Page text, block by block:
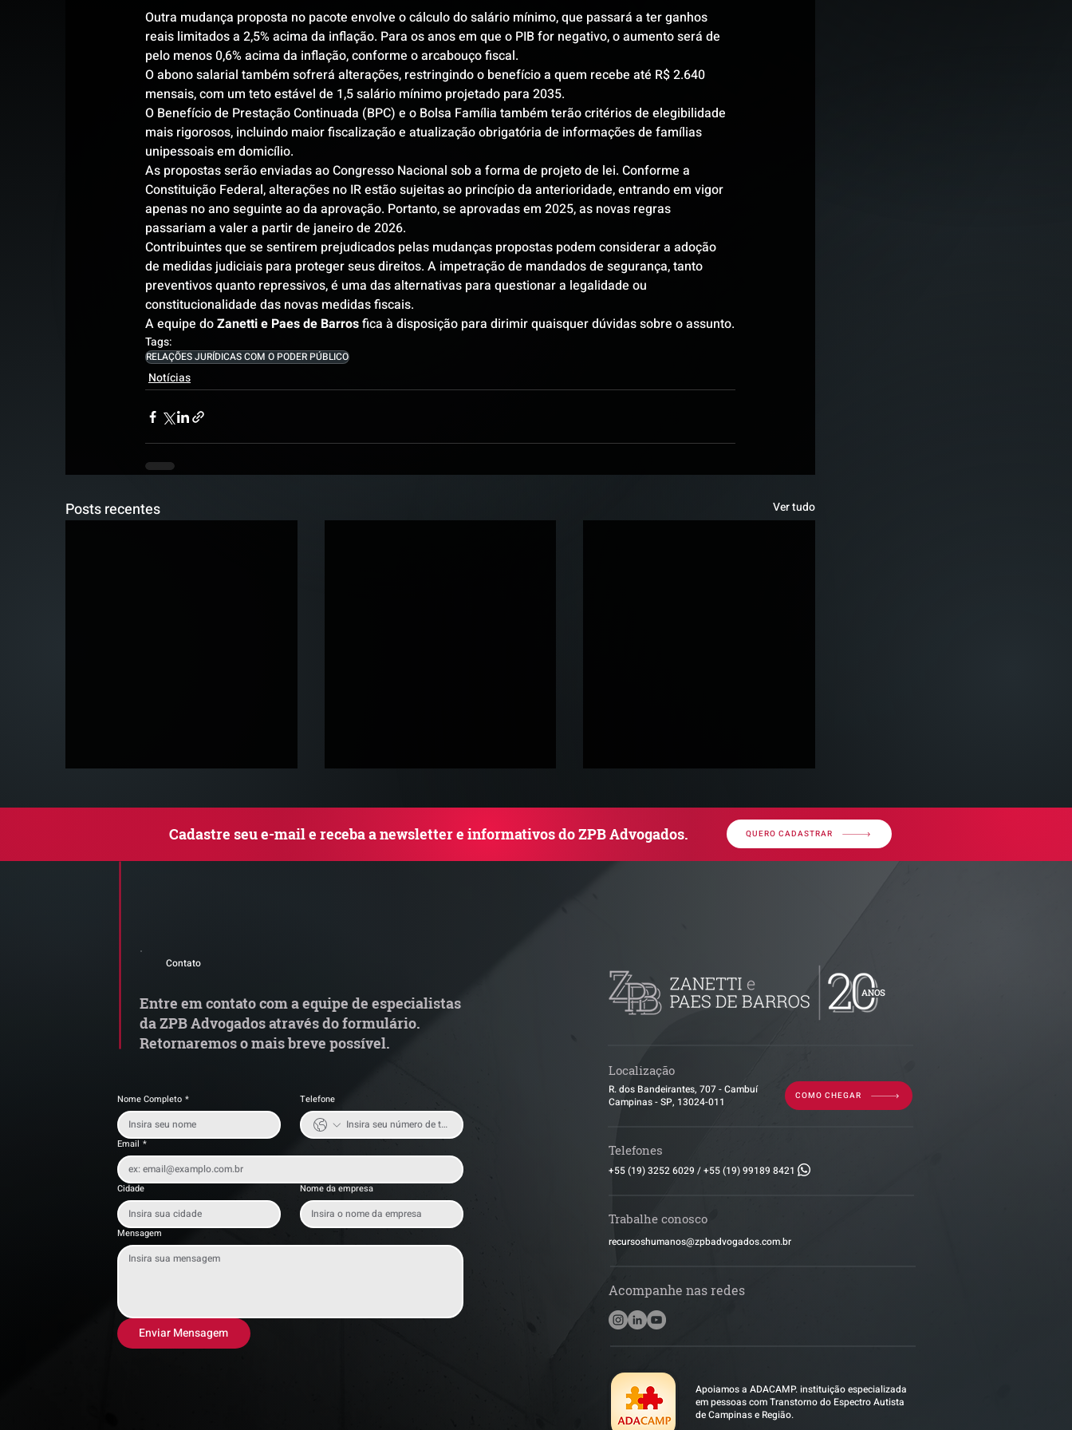
Outra mudança proposta no pacote envolve o cálculo do salário mínimo, que passará a ter ganhos
reais limitados a 2,5% acima da inflação. Para os anos em que o PIB for negativo, o aumento será de
pelo menos 0,6% acima da inflação, conforme o arcabouço fiscal.
O abono salarial também sofrerá alterações, restringindo o benefício a quem recebe até R$ 2.640
mensais, com um teto estável de 1,5 salário mínimo projetado para 2035.
O Benefício de Prestação Continuada (BPC) e o Bolsa Família também terão critérios de elegibilidade
mais rigorosos, incluindo maior fiscalização e atualização obrigatória de informações de famílias
unipessoais em domicílio.
As propostas serão enviadas ao Congresso Nacional sob a forma de projeto de lei. Conforme a
Constituição Federal, alterações no IR estão sujeitas ao princípio da anterioridade, entrando em vigor
apenas no ano seguinte ao da aprovação. Portanto, se aprovadas em 2025, as novas regras
passariam a valer a partir de janeiro de 2026.
Contribuintes que se sentirem prejudicados pelas mudanças propostas podem considerar a adoção
de medidas judiciais para proteger seus direitos. A impetração de mandados de segurança, tanto
preventivos quanto repressivos, é uma das alternativas para questionar a legalidade ou
constitucionalidade das novas medidas fiscais.
A equipe do Zanetti e Paes de Barros fica à disposição para dirimir quaisquer dúvidas sobre o assunto.
Tags:
RELAÇÕES JURÍDICAS COM O PODER PÚBLICO
Notícias
Posts recentes Ver tudo
do transporte rodoviário de
cargas e exige atenção das
de ações trabalhistas
Cadastre seu e-mail e receba a newsletter e informativos do ZPB Advogados. QUERO CADASTRAR
Contato
Entre em contato com a equipe de especialistas
da ZPB Advogados através do formulário.
Retornaremos o mais breve possível.
Nome Completo * Telefone
Email *
Cidade Nome da empresa
Mensagem
Enviar Mensagem
Localização
R. dos Bandeirantes, 707 - Cambuí
Campinas - SP, 13024-011
COMO CHEGAR
Telefones
+55 (19) 3252 6029 /+55 (19) 99189 8421
Trabalhe conosco
​recursoshumanos@zpbadvogados.com.br
Acompanhe nas redes
Apoiamos a ADACAMP. instituição especializada
em pessoas com Transtorno do Espectro Autista
de Campinas e Região.